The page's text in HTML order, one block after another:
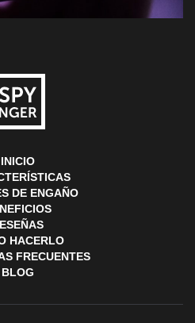
INICIO
DE ENGAÑO
HACERLO
FRECUENTES
BLOG